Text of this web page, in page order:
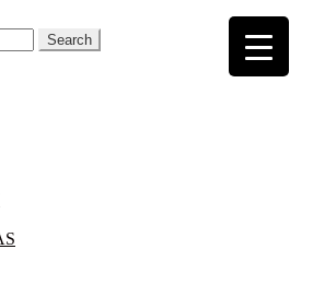
Search